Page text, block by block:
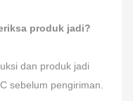
produk jadi?
dan produk jadi
sebelum pengiriman.